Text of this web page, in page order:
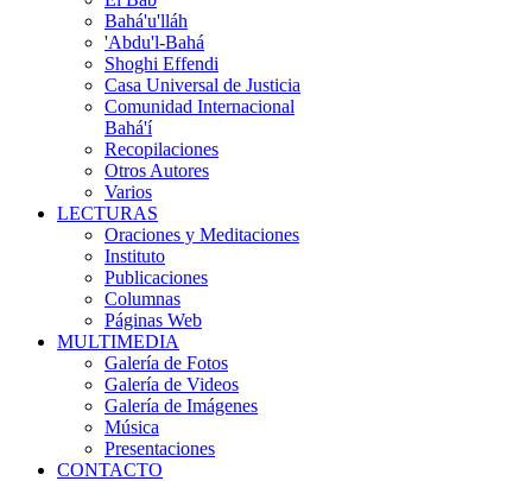
Bahá'u'lláh
'Abdu'l-Bahá
Shoghi Effendi
Casa Universal de Justicia
Comunidad Internacional
Bahá'í
Recopilaciones
Otros Autores
Varios
LECTURAS
Oraciones y Meditaciones
Instituto
Publicaciones
Columnas
Páginas Web
MULTIMEDIA
Galería de Fotos
Galería de Videos
Galería de Imágenes
Música
Presentaciones
CONTACTO